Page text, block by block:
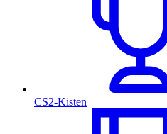
CS2-Kisten